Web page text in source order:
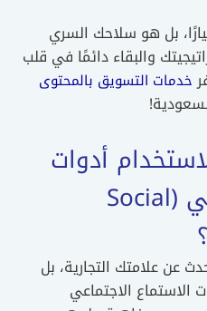
بل هو سلاحك السري
والبقاء دائمًا في قلب
خدمات التسويق بالمحتوى
أدوات
الاستماع الاجتماعي (Social
عن علامتك التجارية، بل
الاستماع الاجتماعي